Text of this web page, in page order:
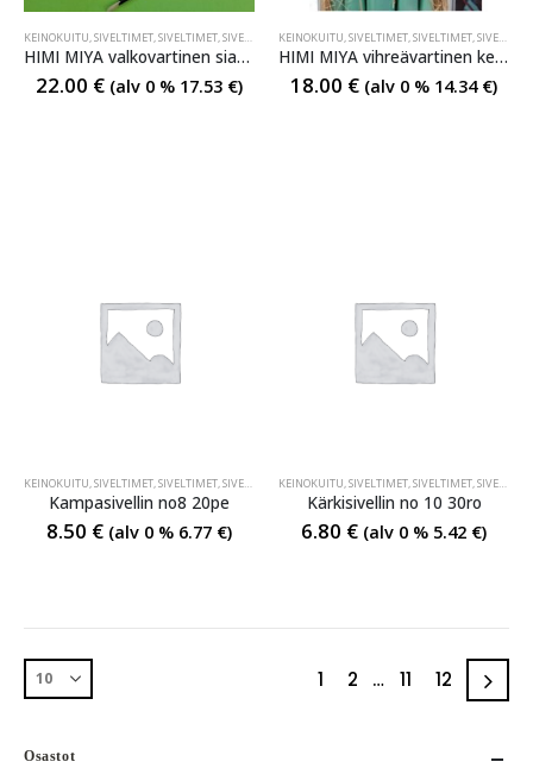
KEINOKUITU,SIVELTIMET,SIVELTIMET,SIVELTIMET
HIMI MIYA valkovartinen siankarva sivellinsarja
22.00 € (alv 0 % 17.53 €)
KEINOKUITU,SIVELTIMET,SIVELTIMET,SIVELTIMET
HIMI MIYA vihreävartinen keinokuitu kärkisivellinsarja
18.00 € (alv 0 % 14.34 €)
KEINOKUITU,SIVELTIMET,SIVELTIMET,SIVELTIMET
Kampasivellin no8 20pe
8.50 € (alv 0 % 6.77 €)
KEINOKUITU,SIVELTIMET,SIVELTIMET,SIVELTIMET
Kärkisivellin no 10 30ro
6.80 € (alv 0 % 5.42 €)
1 2 … 11 12
Osastot